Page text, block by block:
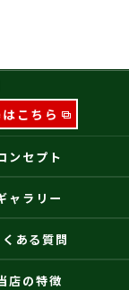
こちら
ンセプト
ャラリー
ある質問
店の特徴